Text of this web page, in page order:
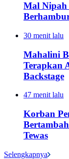
Mal Nipah
30 menit lalu
Mahalini
Terapkan
Backstage
47 menit lalu
Korban
Tewas
Selengkapnya